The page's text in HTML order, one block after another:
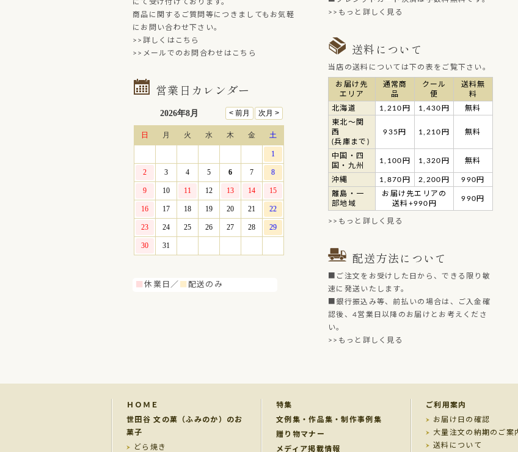
にて受け付けております。
商品に関するご質問等につきましてもお気軽
にお問い合わせ下さい。
>>詳しくはこちら
>>メールでのお問合わせはこちら
営業日カレンダー
■休業日／ 配送のみ
>>もっと詳しく見る
送料について
当店の送料については下の表をご覧下さい。
お届け先
エリア
通常商
品
クール
便
送料無
料
北海道
1,210円 1,430円
無料
東北～関
西
(兵庫まで)
935円 1,210円 無料
中国・四
国・九州
1,100円 1,320円 無料
沖縄 1,870円 2,200円
990円
離島・一
部地域
お届け先エリアの
送料+990円
990円
>>もっと詳しく見る
配送方法について
■ご注文をお受けした日から、できる限り敏
速に発送いたします。
■銀行振込み等、前払いの場合は、ご入金確
認後、4営業日以降のお届けとお考えくださ
い。
>>もっと詳しく見る
ＨＯＭＥ
世田谷 文の菓（ふみのか）のお
菓子
どら焼き
特集
文例集・作品集・制作事例集
贈り物マナー
メディア掲載情報
ご利用案内
お届け日の確認
大量注文の納期のご案
送料について